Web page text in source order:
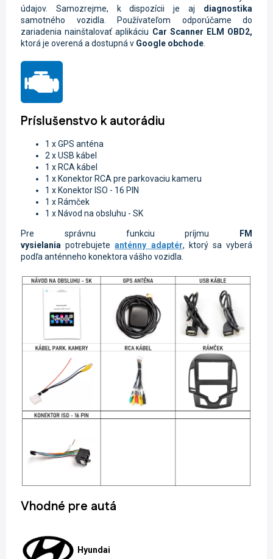
údajov. Samozrejme, k dispozícii je aj diagnostika
samotného vozidla.
Používateľom odporúčame do
zariadenia nainštalovať aplikáciu Car Scanner ELM OBD2,
ktorá je overená a dostupná v Google obchode.
Príslušenstvo k autorádiu
1 x GPS anténa
2 x USB kábel
1 x RCA kábel
1 x Konektor RCA pre parkovaciu kameru
1 x Konektor ISO - 16 PIN
1 x Rámček
1 x Návod na obsluhu - SK
Pre správnu funkciu príjmu
FM
vysielania potrebujeteanténny adaptér, ktorý sa vyberá
podľa anténneho konektora vášho vozidla.
Vhodné pre autá
Hyundai